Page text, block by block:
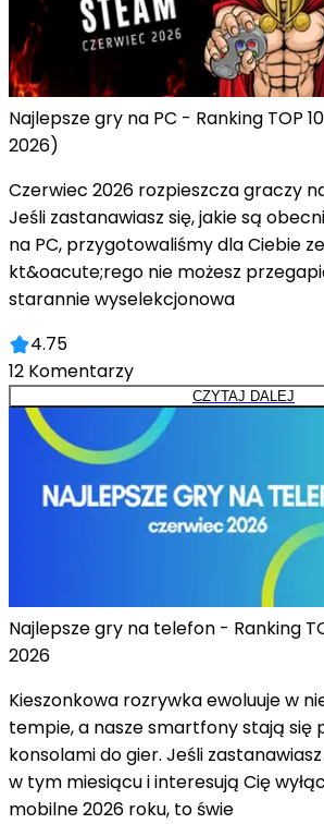
Najlepsze gry na PC - Ranking TOP
2026)
Czerwiec 2026 rozpieszcza graczy
Jeśli zastanawiasz się, jakie są
na PC, przygotowaliśmy dla Ciebie
kt&oacute;rego nie możesz
starannie wyselekcjonowa
4.75
12 Komentarzy
CZYTAJ DALEJ
Najlepsze gry na telefon - Ranking
2026
Kieszonkowa rozrywka ewoluuje w
tempie, a nasze smartfony stają się
konsolami do gier. Jeśli
w tym miesiącu i interesują Cię
mobilne 2026 roku, to świe